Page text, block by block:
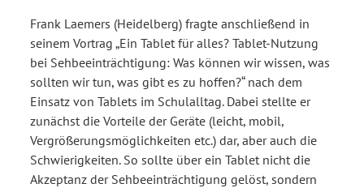
Frank Laemers (Heidelberg) fragte anschließend in
seinem Vortrag „Ein Tablet für alles? Tablet-Nutzung
bei Sehbeeinträchtigung: Was können wir wissen, was
sollten wir tun, was gibt es zu hoffen?“ nach dem
Einsatz von Tablets im Schulalltag. Dabei stellte er
zunächst die Vorteile der Geräte (leicht, mobil,
Vergrößerungsmöglichkeiten etc.) dar, aber auch die
Schwierigkeiten. So sollte über ein Tablet nicht die
Akzeptanz der Sehbeeinträchtigung gelöst, sondern